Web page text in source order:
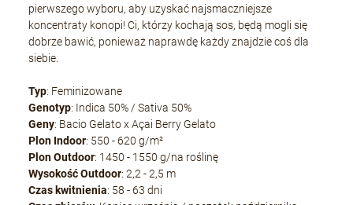
pierwszego wyboru, aby uzyskać najsmaczniejsze
koncentraty konopi! Ci, którzy kochają sos, będą mogli się
dobrze bawić, ponieważ naprawdę każdy znajdzie coś dla
siebie.
Typ: Feminizowane
Genotyp: Indica 50% / Sativa 50%
Geny: Bacio Gelato x Açai Berry Gelato
Plon Indoor: 550 - 620 g/m²
Plon Outdoor: 1450 - 1550 g/na roślinę
Wysokość Outdoor: 2,2 - 2,5 m
Czas kwitnienia: 58 - 63 dni